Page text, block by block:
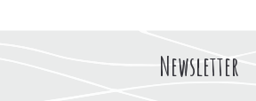
Newsletter